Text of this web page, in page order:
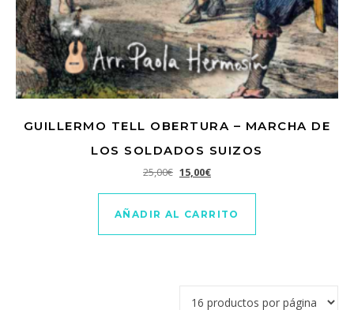
GUILLERMO TELL OBERTURA – MARCHA DE
LOS SOLDADOS SUIZOS
25,00€ El precio original era: 25,00€.
15,00€El precio actual es: 15,00€.
AÑADIR AL CARRITO